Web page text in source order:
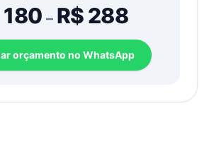
180 –R$288
orçamento no WhatsApp